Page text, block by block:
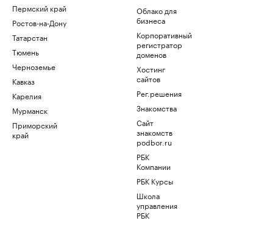
Пермский край
Ростов-на-Дону
Татарстан
Тюмень
Черноземье
Кавказ
Карелия
Мурманск
Приморский
край
Облако для
бизнеса
Корпоративный
регистратор
доменов
Хостинг
сайтов
Рег.решения
Знакомства
Сайт
знакомств
podbor.ru
РБК
Компании
РБК Курсы
Школа
управления
РБК